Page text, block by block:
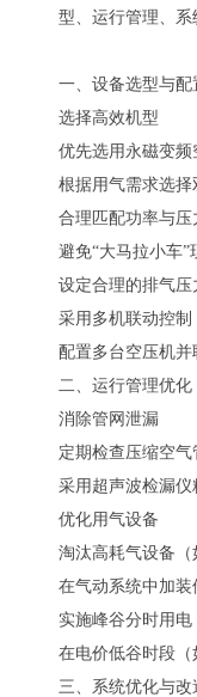
型、运行管理、系
一、设备选型与配
选择高效机型
优先选用永磁变频
根据用气需求选择
合理匹配功率与压
避免“大马拉小车
设定合理的排气压
采用多机联动控制
配置多台空压机
二、运行管理优化
消除管网泄漏
定期检查压缩空气
采用超声波检漏仪
优化用气设备
淘汰高耗气设备（
在气动系统中加装
实施峰谷分时用电
在电价低谷时段（
三、系统优化与改